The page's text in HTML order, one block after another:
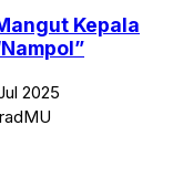
Kepala
2025